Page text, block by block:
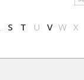
S T U V W X